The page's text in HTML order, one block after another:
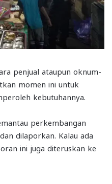
penjual ataupun oknum-
momen ini untuk
kebutuhannya.
perkembangan
dilaporkan. Kalau ada
ini juga diteruskan ke